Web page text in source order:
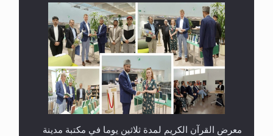
معرض القرآن الكريم لمدة ثلاثين يوما في مكتبة مدينة